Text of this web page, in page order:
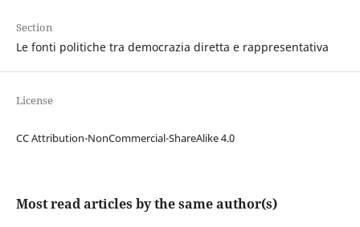
Section
Le fonti politiche tra democrazia diretta e rappresentativa
License
CC Attribution-NonCommercial-ShareAlike 4.0
Most read articles by the same author(s)